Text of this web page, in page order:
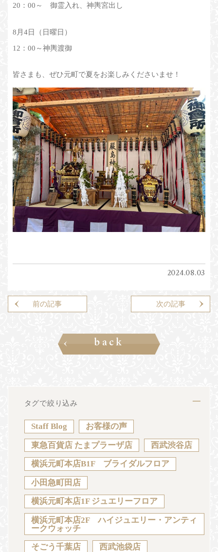
20：00～ 御霊入れ、神輿宮出し
8月4日（日曜日）
12：00～神輿渡御
皆さまも、ぜひ元町で夏をお楽しみくださいませ！
2024.08.03
前の記事
前の記事はありません
back
次の記事
次の記事はありません
タグで絞り込み
Staff Blog お客様の声
東急百貨店 たまプラーザ店 西武渋谷店
横浜元町本店B1F ブライダルフロア
小田急町田店
横浜元町本店1F ジュエリーフロア
横浜元町本店2F ハイジュエリー・アンティ
ークウォッチ
そごう千葉店 西武池袋店